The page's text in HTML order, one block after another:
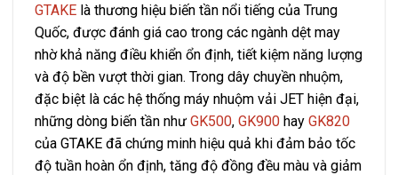
GTAKE là thương hiệu biến tần nổi tiếng của Trung
Quốc, được đánh giá cao trong các ngành dệt may
nhờ khả năng điều khiển ổn định, tiết kiệm năng lượng
và độ bền vượt thời gian. Trong dây chuyền nhuộm,
đặc biệt là các hệ thống máy nhuộm vải JET hiện đại,
những dòng biến tần như GK500, GK900 hay GK820
của GTAKE đã chứng minh hiệu quả khi đảm bảo tốc
độ tuần hoàn ổn định, tăng độ đồng đều màu và giảm